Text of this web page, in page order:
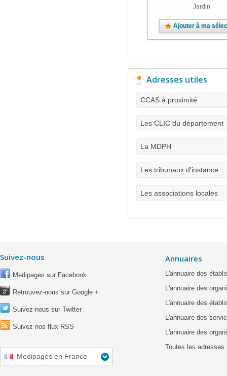
Jardin
Ajouter à ma
Adresses utiles
CCAS à proximité
Les CLIC du département
La MDPH
Les tribunaux d'instance
Les associations locales
Suivez-nous
Medipages sur Facebook
Retrouvez-nous sur Google +
Suivez-nous sur Twitter
Suivez nos flux RSS
Medipages en France
Annuaires
L'annuaire des
L'annuaire des
L'annuaire des
L'annuaire des
L'annuaire des
Toutes les adresses